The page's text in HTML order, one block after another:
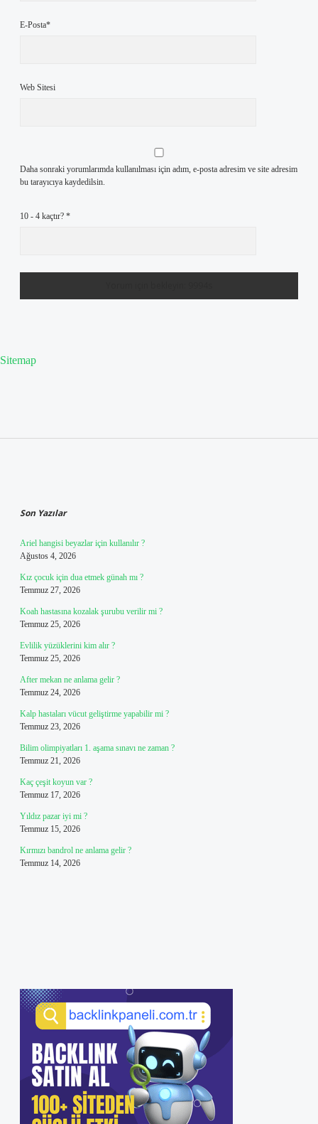
E-Posta*
Web Sitesi
Daha sonraki yorumlarımda kullanılması için adım, e-posta adresim ve site adresim
bu tarayıcıya kaydedilsin.
10 - 4 kaçtır? *
Sitemap
Son Yazılar
Ariel hangisi beyazlar için kullanılır ?
Ağustos 4, 2026
Kız çocuk için dua etmek günah mı ?
Temmuz 27, 2026
Koah hastasına kozalak şurubu verilir mi ?
Temmuz 25, 2026
Evlilik yüzüklerini kim alır ?
Temmuz 25, 2026
After mekan ne anlama gelir ?
Temmuz 24, 2026
Kalp hastaları vücut geliştirme yapabilir mi ?
Temmuz 23, 2026
Bilim olimpiyatları 1. aşama sınavı ne zaman ?
Temmuz 21, 2026
Kaç çeşit koyun var ?
Temmuz 17, 2026
Yıldız pazar iyi mi ?
Temmuz 15, 2026
Kırmızı bandrol ne anlama gelir ?
Temmuz 14, 2026